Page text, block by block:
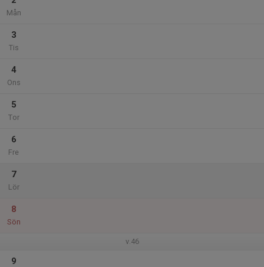
Mån
3
Tis
4
Ons
5
Tor
6
Fre
7
Lör
8
Sön
v.46
9